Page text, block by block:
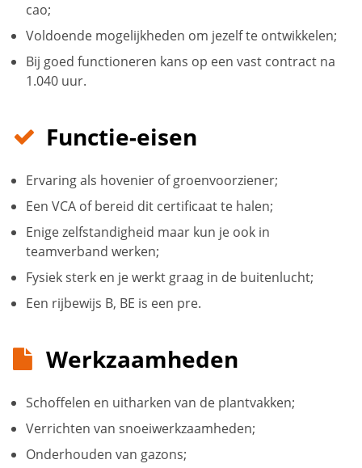
cao;
Voldoende mogelijkheden om jezelf te ontwikkelen;
Bij goed functioneren kans op een vast contract na
1.040 uur.
Functie-eisen
Ervaring als hovenier of groenvoorziener;
Een VCA of bereid dit certificaat te halen;
Enige zelfstandigheid maar kun je ook in
teamverband werken;
Fysiek sterk en je werkt graag in de buitenlucht;
Een rijbewijs B, BE is een pre.
Werkzaamheden
Schoffelen en uitharken van de plantvakken;
Verrichten van snoeiwerkzaamheden;
Onderhouden van gazons;